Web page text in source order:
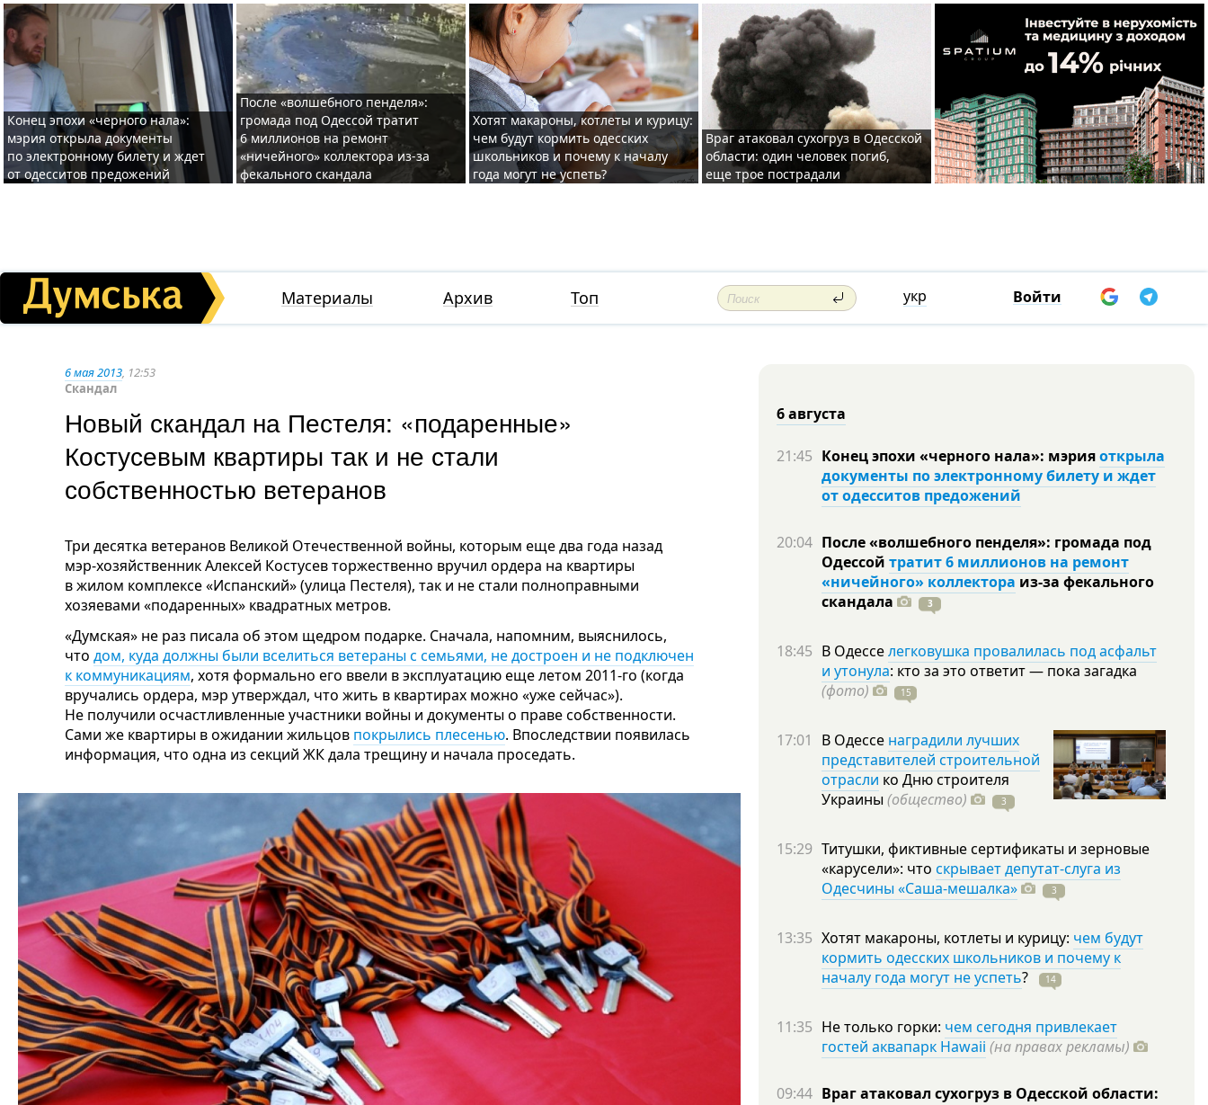
Конец эпохи «черного нала»:
мэрия открыла документы
по электронному билету и ждет
от одесситов предожений
После «волшебного пенделя»:
громада под Одессой тратит
6 миллионов на ремонт
«ничейного» коллектора из-за
фекального скандала
Хотят макароны, котлеты и курицу:
чем будут кормить одесских
школьников и почему к началу
года могут не успеть?
Враг атаковал сухогруз в Одесской
области: один человек погиб,
еще трое пострадали
Материалы Архив Топ укр Войти
6 мая 2013, 12:53
Скандал
Новый скандал на Пестеля: «подаренные»
Костусевым квартиры так и не стали
собственностью ветеранов
Три десятка ветеранов Великой Отечественной войны, которым еще два года назад
мэр-хозяйственник Алексей Костусев торжественно вручил ордера на квартиры
в жилом комплексе «Испанский» (улица Пестеля), так и не стали полноправными
хозяевами «подаренных» квадратных метров.
«Думская» не раз писала об этом щедром подарке. Сначала, напомним, выяснилось,
что дом, куда должны были вселиться ветераны с семьями, не достроен и не подключен
к коммуникациям, хотя формально его ввели в эксплуатацию еще летом 2011-го (когда
вручались ордера, мэр утверждал, что жить в квартирах можно «уже сейчас»).
Не получили осчастливленные участники войны и документы о праве собственности.
Сами же квартиры в ожидании жильцов покрылись плесенью. Впоследствии появилась
информация, что одна из секций ЖК дала трещину и начала проседать.
6 августа
21:45 Конец эпохи «черного нала»: мэрияоткрыла
документы по электронному билету и ждет
от одесситов предожений
20:04 После «волшебного пенделя»: громада под
Одессой тратит 6 миллионов на ремонт
«ничейного» коллектора из-за фекального
скандала
3
18:45 В Одесселегковушка провалилась под асфальт
и утонула: кто за это ответит — пока загадка
(фото)
15
17:01 В Одессе наградили лучших
представителей строительной
отрасли ко Дню строителя
Украины (общество) 3
15:29 Титушки, фиктивные сертификаты и зерновые
«карусели»: что скрывает депутат-слуга из
Одесчины «Саша-мешалка»
3
13:35 Хотят макароны, котлеты и курицу: чем будут
кормить одесских школьников и почему к
началу года могут не успеть? 14
11:35 Не только горки: чем сегодня привлекает
гостей аквапарк Hawaii (на правах рекламы)
09:44 Враг атаковал сухогруз в Одесской области: